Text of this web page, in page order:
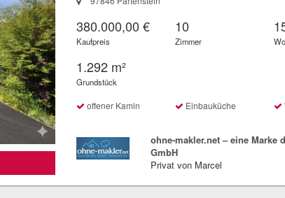
380.000,00 €
Kaufpreis
10
Zimmer
1.292 m²
Grundstück
offener Kamin Einbauküche
ohne-makler.net – eine Marke
GmbH
Privat von Marcel